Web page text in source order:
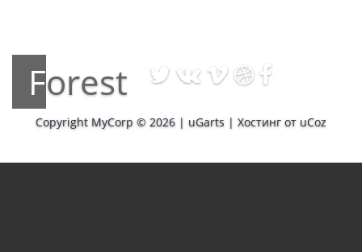
Forest
Copyright MyCorp © 2026 | uGarts | Хостинг от uCoz